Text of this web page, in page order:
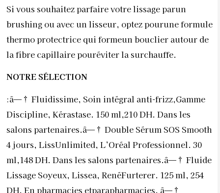
Si vous souhaitez parfaire votre lissage parun
brushing ou avec un lisseur, optez pourune formule
thermo protectrice qui formeun bouclier autour de
la fibre capillaire pouréviter la surchauffe.
NOTRE SÉLECTION
:â—† Fluidissime, Soin intégral anti-frizz,Gamme
Discipline, Kérastase. 150 ml,210 DH. Dans les
salons partenaires.â—† Double Sérum SOS Smooth
4 jours, LissUnlimited, L’Oréal Professionnel. 30
ml,148 DH. Dans les salons partenaires.â—† Fluide
Lissage Soyeux, Lissea, RenéFurterer. 125 ml, 254
DH. En pharmacies etparapharmacies. â—†